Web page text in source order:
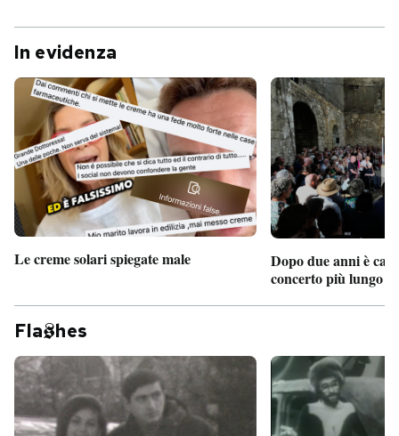
In evidenza
Le creme solari spiegate male
Dopo due anni è
concerto più lungo
Fla hes